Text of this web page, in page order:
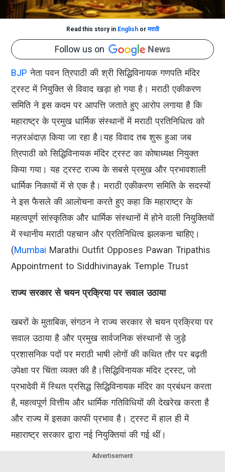
Read this story in Englishorमराठी
Follow us on News
BJP नेता पवन त्रिपाठी की श्री सिद्धिविनायक गणपति मंदिर
ट्रस्ट में नियुक्ति से विवाद खड़ा हो गया है। मराठी एकीकरण
समिति ने इस कदम पर आपत्ति जताते हुए आरोप लगाया है कि
महाराष्ट्र के प्रमुख धार्मिक संस्थानों में मराठी प्रतिनिधित्व को
नज़रअंदाज़ किया जा रहा है।यह विवाद तब शुरू हुआ जब
त्रिपाठी को सिद्धिविनायक मंदिर ट्रस्ट का कोषाध्यक्ष नियुक्त
किया गया। यह ट्रस्ट राज्य के सबसे प्रमुख और प्रभावशाली
धार्मिक निकायों में से एक है। मराठी एकीकरण समिति के सदस्यों
ने इस फैसले की आलोचना करते हुए कहा कि महाराष्ट्र के
महत्वपूर्ण सांस्कृतिक और धार्मिक संस्थानों में होने वाली नियुक्तियों
में स्थानीय मराठी पहचान और प्रतिनिधित्व झलकना चाहिए।
(Mumbai Marathi Outfit Opposes Pawan Tripathis
Appointment to Siddhivinayak Temple Trust
राज्य सरकार से चयन प्रक्रिया पर सवाल उठाया
खबरों के मुताबिक, संगठन ने राज्य सरकार से चयन प्रक्रिया पर
सवाल उठाया है और प्रमुख सार्वजनिक संस्थानों से जुड़े
प्रशासनिक पदों पर मराठी भाषी लोगों की कथित तौर पर बढ़ती
उपेक्षा पर चिंता व्यक्त की है।सिद्धिविनायक मंदिर ट्रस्ट, जो
प्रभादेवी में स्थित प्रसिद्ध सिद्धिविनायक मंदिर का प्रबंधन करता
है, महत्वपूर्ण वित्तीय और धार्मिक गतिविधियों की देखरेख करता है
और राज्य में इसका काफी प्रभाव है। ट्रस्ट में हाल ही में
महाराष्ट्र सरकार द्वारा नई नियुक्तियां की गई थीं।
Advertisement